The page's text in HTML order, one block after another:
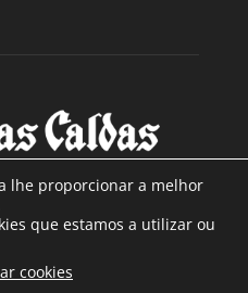
NÓS
e mais de 90 anos de
lhe proporcionar a melhor
que estamos a utilizar ou
cookies